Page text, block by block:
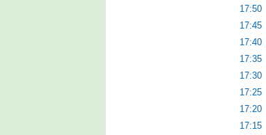
17:50
17:45
17:40
17:35
17:30
17:25
17:20
17:15